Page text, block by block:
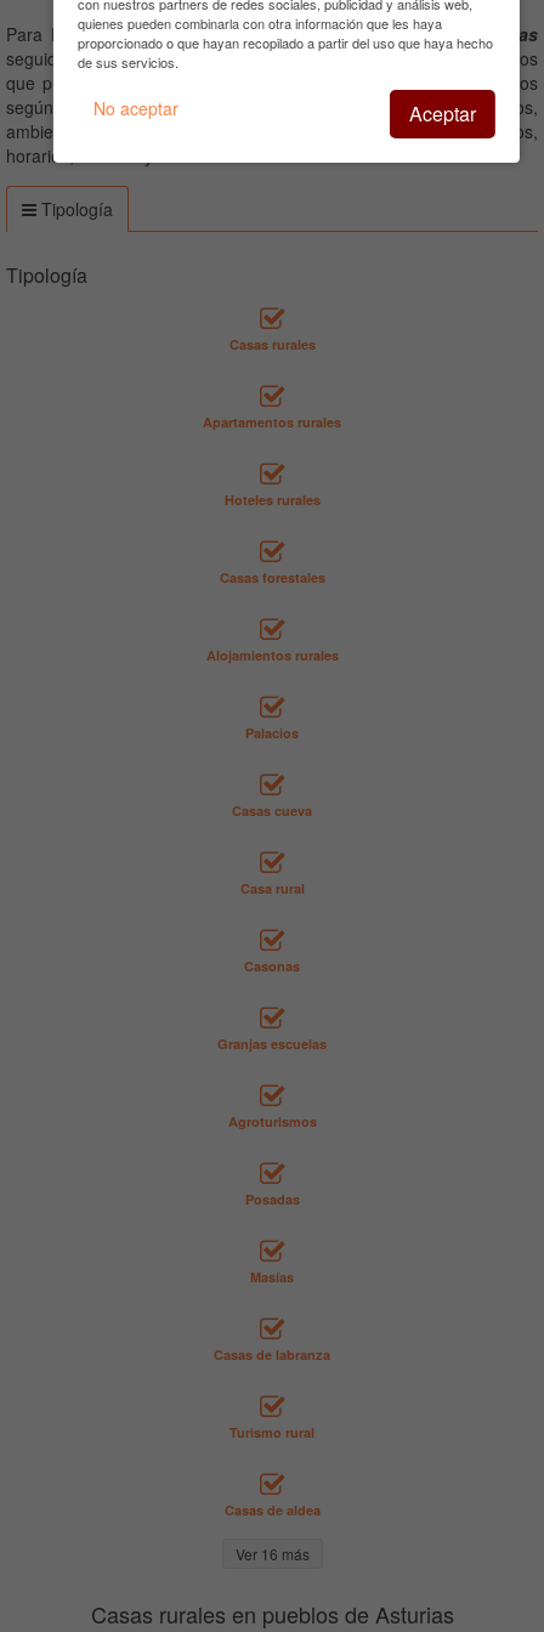
Para hacer más fácil la elección de unacasa rural en Asturias
seguidamente le ofrecemos un listado mediante iconos de los filtros
que puede escoger para su elección. Hemos agrupado esos filtros
según grandes tipos de grupos: Tipología, capacidad, servicios,
ambiente, público ideal, equipamientos, tipo de alquiler, precios,
horarios, eventos y localización.
Tipología
Tipología
Casas rurales
Apartamentos rurales
Hoteles rurales
Casas forestales
Alojamientos rurales
Palacios
Casas cueva
Casa rural
Casonas
Granjas escuelas
Agroturismos
Posadas
Masías
Casas de labranza
Turismo rural
Casas de aldea
Ver 16 más
Casas rurales en pueblos de Asturias
quienes pueden combinarla con otra información que les haya
proporcionado o que hayan recopilado a partir del uso que haya hecho
de sus servicios.
No aceptar Aceptar